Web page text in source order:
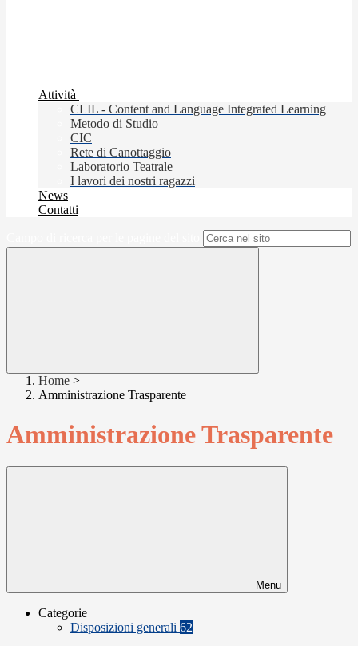
Attività
CLIL - Content and Language Integrated Learning
Metodo di Studio
CIC
Rete di Canottaggio
Laboratorio Teatrale
I lavori dei nostri ragazzi
News
Contatti
Home >
Amministrazione Trasparente
Amministrazione Trasparente
Menu
Categorie
Disposizioni generali 62